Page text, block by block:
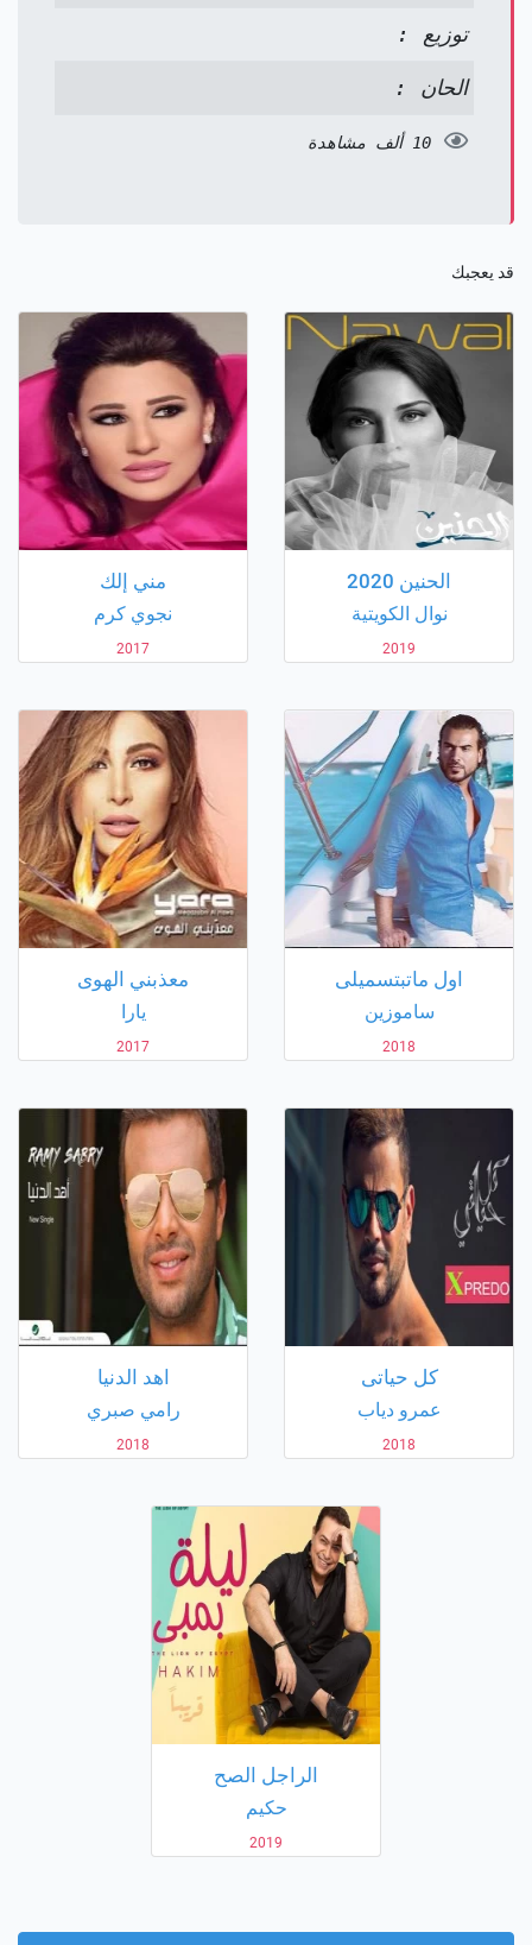
توزيع :
الحان :
10 ألف مشاهدة
قد يعجبك
الحنين 2020
نوال الكويتية
2019
مني إلك
نجوي كرم
2017
اول ماتبتسميلى
ساموزين
2018
معذبني الهوى
يارا
2017
كل حياتى
عمرو دياب
2018
اهد الدنيا
رامي صبري
2018
الراجل الصح
حكيم
2019